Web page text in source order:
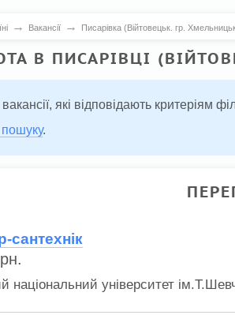
→ Вакансії → Писарівка (Війтовецьк. гр.
В ПИСАРІВЦІ
які відповідають критеріям
пошуку.
сантехнік
національний університет